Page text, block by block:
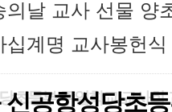
의날 교사 선물 양
십계명 교사봉헌
초등부 주일학교 교사회
공항성당초